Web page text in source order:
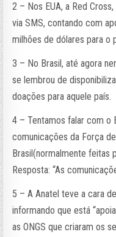
2 – Nos EUA, a Red
via SMS, contando com
milhões de dólares para o
3 – No Brasil, até agora
se lembrou de
doações para aquele país.
4 – Tentamos falar com o
comunicações da Força
Brasil(normalmente feitas
Resposta: “As
5 – A Anatel teve a cara
informando que está
as ONGS que criaram os